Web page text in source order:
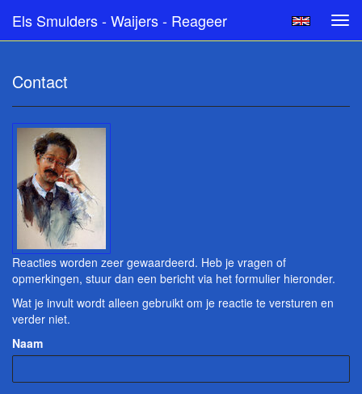
Els Smulders - Waijers - Reageer
Contact
Reacties worden zeer gewaardeerd. Heb je vragen of
opmerkingen, stuur dan een bericht via het formulier hieronder.
Wat je invult wordt alleen gebruikt om je reactie te versturen en
verder niet.
Naam